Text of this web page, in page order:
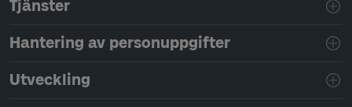
Tjänster
Hantering av personuppgifter
Utveckling